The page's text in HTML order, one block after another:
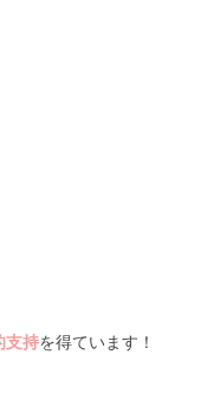
支持を得ています！